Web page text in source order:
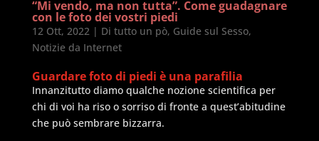
“Mi vendo, ma non tutta”. Come guadagnare
con le foto dei vostri piedi
12 Ott, 2022 | Di tutto un pò, Guide sul Sesso,
Notizie da Internet
Guardare foto di piedi è una parafilia
Innanzitutto diamo qualche nozione scientifica per
chi di voi ha riso o sorriso di fronte a quest’abitudine
che può sembrare bizzarra.